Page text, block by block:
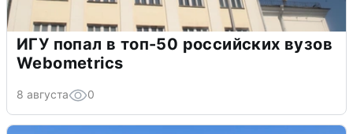
ИГУ попал в топ-50 российских вузов
Webometrics
8 августа 0